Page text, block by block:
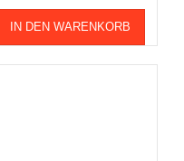
IN DEN WARENKORB